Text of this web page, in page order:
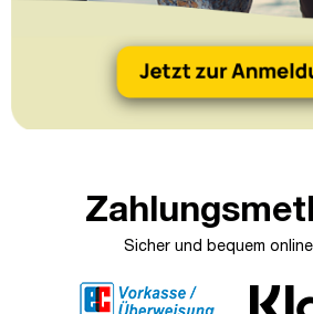
Sicher und bequem